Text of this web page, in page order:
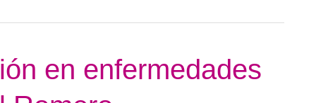
en enfermedades